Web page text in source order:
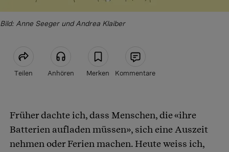
Bild: Anne Seeger und Andrea Klaiber
Teilen Anhören Merken Kommentare
Früher dachte ich, dass Menschen, die «ihre
Batterien aufladen müssen», sich eine Auszeit
nehmen oder Ferien machen. Heute weiss ich,